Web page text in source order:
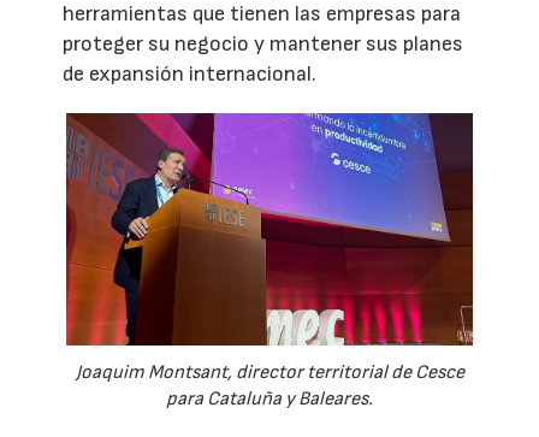
herramientas que tienen las empresas para
proteger su negocio y mantener sus planes
de expansión internacional.
Joaquim Montsant, director territorial de Cesce
para Cataluña y Baleares.